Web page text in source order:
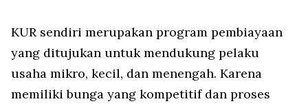
KUR sendiri merupakan program pembiayaan
yang ditujukan untuk mendukung pelaku
usaha mikro, kecil, dan menengah. Karena
memiliki bunga yang kompetitif dan proses